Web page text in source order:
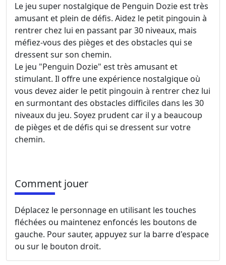
Le jeu super nostalgique de Penguin Dozie est très
amusant et plein de défis. Aidez le petit pingouin à
rentrer chez lui en passant par 30 niveaux, mais
méfiez-vous des pièges et des obstacles qui se
dressent sur son chemin.
Le jeu "Penguin Dozie" est très amusant et
stimulant. Il offre une expérience nostalgique où
vous devez aider le petit pingouin à rentrer chez lui
en surmontant des obstacles difficiles dans les 30
niveaux du jeu. Soyez prudent car il y a beaucoup
de pièges et de défis qui se dressent sur votre
chemin.
Comment jouer
Déplacez le personnage en utilisant les touches
fléchées ou maintenez enfoncés les boutons de
gauche. Pour sauter, appuyez sur la barre d'espace
ou sur le bouton droit.